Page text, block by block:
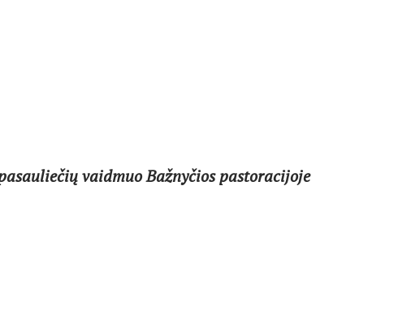
vaidmuo Bažnyčios pastoracijoje